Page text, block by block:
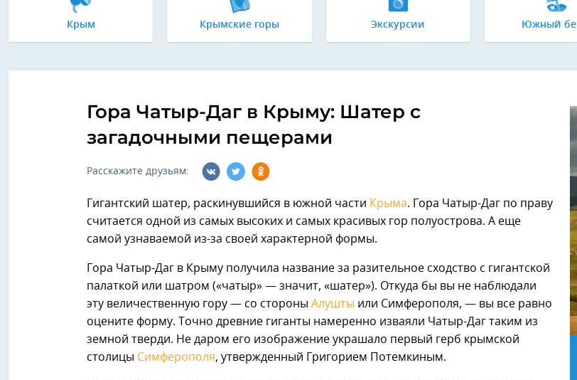
Крым Крымские горы Экскурсии Южный
Гора Чатыр-Даг в Крыму: Шатер с
загадочными пещерами
Расскажите друзьям:
Гигантский шатер, раскинувшийся в южной части Крыма. Гора Чатыр-Даг по праву
считается одной из самых высоких и самых красивых гор полуострова. А еще
самой узнаваемой из-за своей характерной формы.
Гора Чатыр-Даг в Крыму получила название за разительное сходство с гигантской
палаткой или шатром («чатыр» — значит, «шатер»). Откуда бы вы не наблюдали
эту величественную гору — со стороны Алушты или Симферополя, — вы все равно
оцените форму. Точно древние гиганты намеренно изваяли Чатыр-Даг таким из
земной тверди. Не даром его изображение украшало первый герб крымской
столицы Симферополя, утвержденный Григорием Потемкиным.